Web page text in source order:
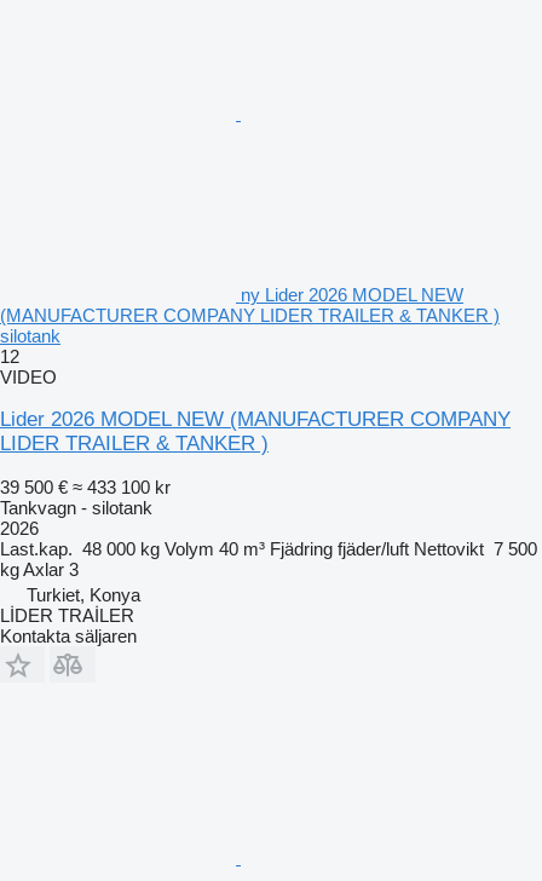
ny Lider 2026 MODEL NEW
(MANUFACTURER COMPANY LIDER TRAILER & TANKER )
silotank
12
VIDEO
Lider 2026 MODEL NEW (MANUFACTURER COMPANY
LIDER TRAILER & TANKER )
39 500 € ≈ 433 100 kr
Tankvagn - silotank
2026
Last.kap. 48 000 kg Volym 40 m³ Fjädring fjäder/luft Nettovikt 7 500
kgAxlar 3
Turkiet, Konya
LİDER TRAİLER
Kontakta säljaren